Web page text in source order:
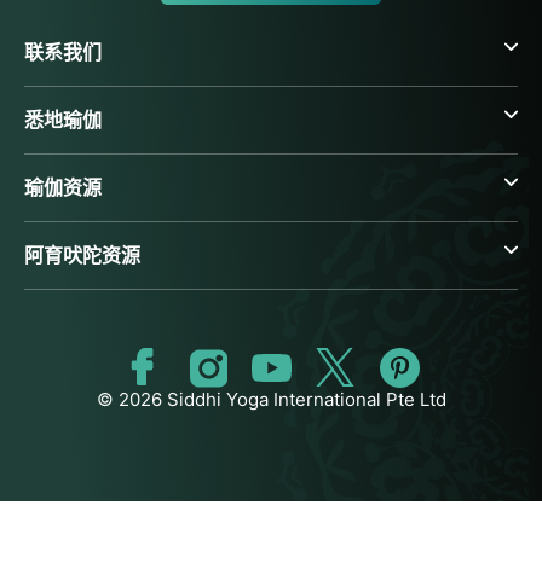
联系我们
悉地瑜伽
瑜伽资源
阿育吠陀资源
© 2026 Siddhi Yoga International Pte Ltd